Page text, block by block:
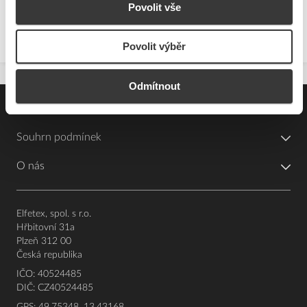
Povolit vše
Povolit výběr
Odmítnout
Souhrn podmínek
O nás
Elfetex, spol. s r.o.
Hřbitovní 31a
Plzeň 312 00
Česká republika
IČO: 40524485
DIČ: CZ40524485